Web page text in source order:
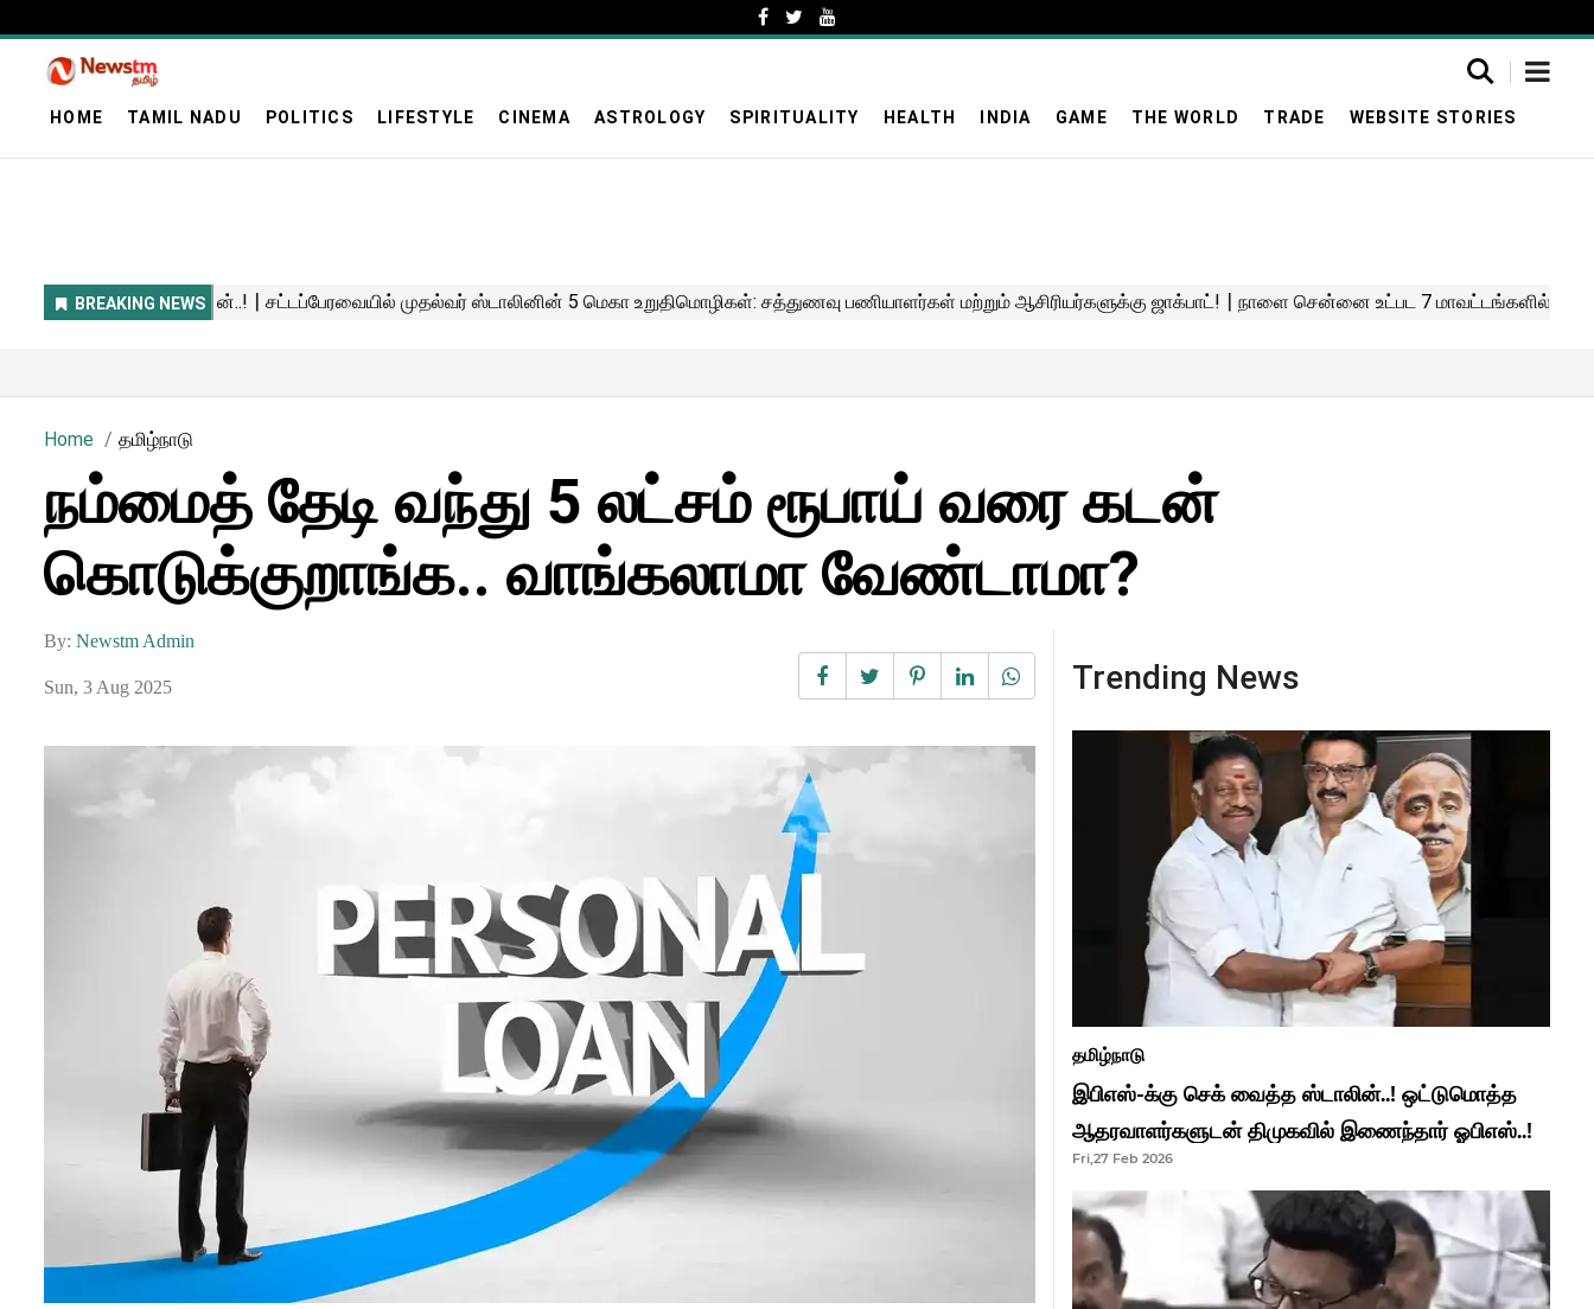
HOME TAMIL NADU POLITICS LIFESTYLE CINEMA ASTROLOGY SPIRITUALITY HEALTH INDIA GAME THE WORLD TRADE WEBSITE STORIES
Home தமிழ்நாடு
நம்மைத் தேடி வந்து 5 லட்சம் ரூபாய் வரை கடன்
கொடுக்குறாங்க.. வாங்கலாமா வேண்டாமா?
By: Newstm Admin
Sun, 3 Aug 2025 Trending News
தமிழ்நாடு
இபிஎஸ்-க்கு செக் வைத்த ஸ்டாலின்..! ஒட்டுமொத்த
ஆதரவாளர்களுடன் திமுகவில் இணைந்தார் ஓபிஎஸ்..!
Fri,27 Feb 2026